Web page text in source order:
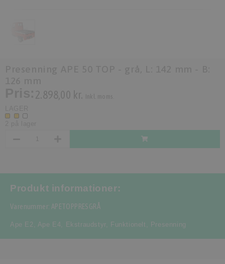
Produkt informationer:
Varenummer: APETOPPRESGRÅ
Ape E2 , Ape E4 , Ekstraudstyr, Funktionelt , Presenning